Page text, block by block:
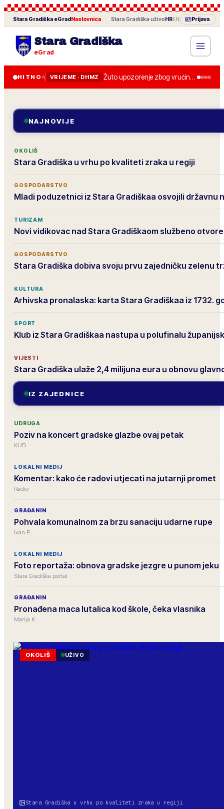
Stara Gradiška eGradNaslovnica Stara Gradiška uživoHREN Prijava
Stara Gradiška
eGrad
HITNO 4 VRIJEME · DHMZ Žuto upozorenje zbog vrućine u četvrtak, do 36 stupnjeva.
NAJNOVIJE
OKOLIŠ
Stara Gradiška u vrhu po kvaliteti zraka u regiji
GOSPODARSTVO
Mladi poduzetnici iz Stara Gradiškaa osvojili državnu
TURIZAM
Novi vidikovac nad Stara Gradiškaom službeno
GOSPODARSTVO
Stara Gradiška dobiva svoju prvu zajedničku zelenu
KULTURA
Arhivska pronalaska: karta Stara Gradiškaa iz 1732.
SPORT
Klub iz Stara Gradiškaa nastupa u polufinalu
VIJESTI
Stara Gradiška ulaže 2,4 milijuna eura u obnovu
IZ ZAJEDNICE
UDRUGA
Poziv na koncert gradske glazbe ovaj petak
KUD
LOKALNI MEDIJ
Komentar: kako će radovi utjecati na jutarnji promet
Radio
GRAĐANIN
Pohvala komunalnom za brzu sanaciju udarne rupe
Ivan P.
LOKALNI MEDIJ
Foto reportaža: obnova gradske jezgre u punom jeku
Stara Gradiška portal
GRAĐANIN
Pronađena maca lutalica kod škole, čeka vlasnika
Marija K.
Stara Gradiška u vrhu po kvaliteti zraka u regiji
OKOLIŠ UŽIVO